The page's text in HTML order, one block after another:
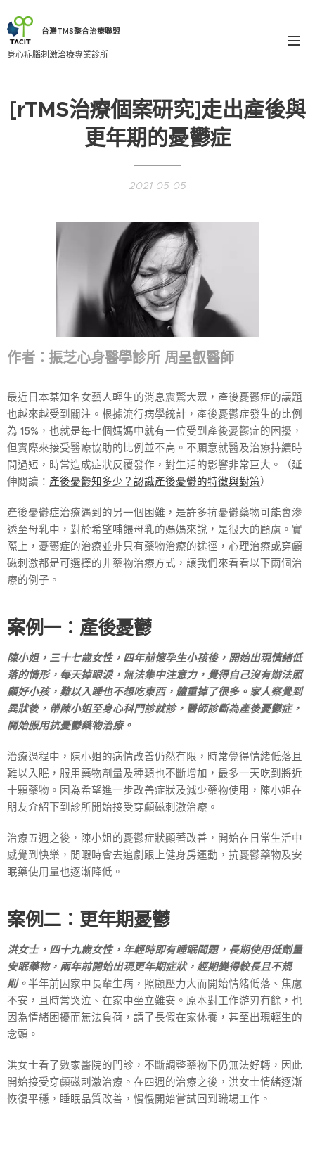
台灣TMS整合治療聯盟
身心症腦刺激治療專業診所
[rTMS治療個案研究]走出產後與
更年期的憂鬱症
2021-05-05
作者：振芝心身醫學診所 周呈叡醫師
最近日本某知名女藝人輕生的消息震驚大眾，產後憂鬱症的議題
也越來越受到關注。根據流行病學統計，產後憂鬱症發生的比例
為 15%，也就是每七個媽媽中就有一位受到產後憂鬱症的困擾，
但實際來接受醫療協助的比例並不高。不願意就醫及治療持續時
間過短，時常造成症狀反覆發作，對生活的影響非常巨大。（延
伸閱讀： 產後憂鬱知多少？認識產後憂鬱的特徵與對策）
產後憂鬱症治療遇到的另一個困難，是許多抗憂鬱藥物可能會滲
透至母乳中，對於希望哺餵母乳的媽媽來說，是很大的顧慮。實
際上，憂鬱症的治療並非只有藥物治療的途徑，心理治療或穿顱
磁刺激都是可選擇的非藥物治療方式，讓我們來看看以下兩個治
療的例子。
案例一：產後憂鬱
陳小姐，三十七歲女性，四年前懷孕生小孩後，開始出現情緒低
落的情形，每天掉眼淚，無法集中注意力，覺得自己沒有辦法照
顧好小孩，難以入睡也不想吃東西，體重掉了很多。家人察覺到
異狀後，帶陳小姐至身心科門診就診，醫師診斷為產後憂鬱症，
開始服用抗憂鬱藥物治療。
治療過程中，陳小姐的病情改善仍然有限，時常覺得情緒低落且
難以入眠，服用藥物劑量及種類也不斷增加，最多一天吃到將近
十顆藥物。因為希望進一步改善症狀及減少藥物使用，陳小姐在
朋友介紹下到診所開始接受穿顱磁刺激治療。
治療五週之後，陳小姐的憂鬱症狀顯著改善，開始在日常生活中
感覺到快樂，閒暇時會去追劇跟上健身房運動，抗憂鬱藥物及安
眠藥使用量也逐漸降低。
案例二：更年期憂鬱
洪女士，四十九歲女性，年輕時即有睡眠問題，長期使用低劑量
安眠藥物，兩年前開始出現更年期症狀，經期變得較長且不規
則。半年前因家中長輩生病，照顧壓力大而開始情緒低落、焦慮
不安，且時常哭泣、在家中坐立難安。原本對工作游刃有餘，也
因為情緒困擾而無法負荷，請了長假在家休養，甚至出現輕生的
念頭。
洪女士看了數家醫院的門診，不斷調整藥物下仍無法好轉，因此
開始接受穿顱磁刺激治療。在四週的治療之後，洪女士情緒逐漸
恢復平穩，睡眠品質改善，慢慢開始嘗試回到職場工作。